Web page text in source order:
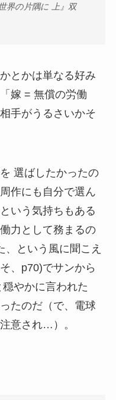
界の片隅に 上』双
とかは単なる好み
嫁 = 無償の労働
手がうるさいかそ
選ばしたかったの
作にも自分で選ん
いう気持ちもある
力として務まるの
という風に聞こえ
、p70)でサンから
穏やかに言われた
たのだ（で、電球
意され…）。